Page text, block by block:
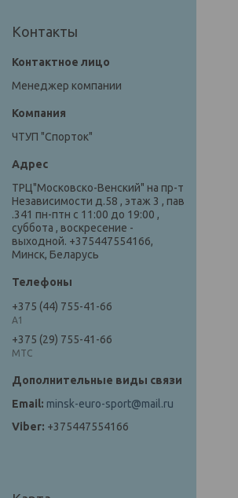
Контакты
Менеджер компании
ЧТУП "Спорток"
ТРЦ"Московско-Венский" на пр-т
Независимости д.58 , этаж 3 , пав
.341 пн-птн с 11:00 до 19:00 ,
суббота , воскресение -
выходной. +375447554166,
Минск, Беларусь
+375 (44) 755-41-66
А1
+375 (29) 755-41-66
МТС
minsk-euro-sport@mail.ru
+375447554166